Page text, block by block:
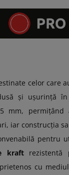
celor care
și ușurință
mm, permițând
iar construcția
pentru
kraftrezistentă
cu